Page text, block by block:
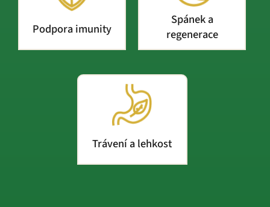
Podpora imunity
Spánek a
regenerace
Trávení a lehkost